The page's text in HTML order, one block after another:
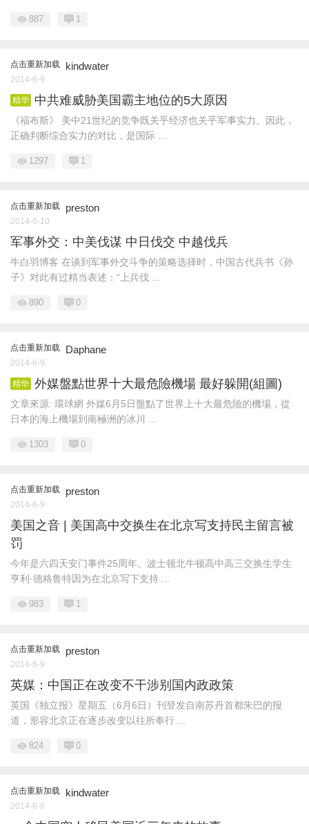
887 1
点击重新加载 kindwater
2014-6-9
精华 中共难威胁美国霸主地位的5大原因
《福布斯》 美中21世纪的竞争既关乎经济也关乎军事实力。因此，
正确判断综合实力的对比，是国际 ...
1297 1
点击重新加载 preston
2014-6-10
军事外交：中美伐谋 中日伐交 中越伐兵
牛白羽博客 在谈到军事外交斗争的策略选择时，中国古代兵书《孙
子》对此有过精当表述：“上兵伐 ...
890 0
点击重新加载 Daphane
2014-6-9
精华 外媒盤點世界十大最危險機場 最好躲開(組圖)
文章來源: 環球網 外媒6月5日盤點了世界上十大最危險的機場，從
日本的海上機場到南極洲的冰川 ...
1303 0
点击重新加载 preston
2014-6-9
美国之音 | 美国高中交换生在北京写支持民主留言被
罚
今年是六四天安门事件25周年。波士顿北牛顿高中高三交换生学生
亨利·德格鲁特因为在北京写下支持 ...
983 1
点击重新加载 preston
2014-6-9
英媒：中国正在改变不干涉别国内政政策
英国《独立报》星期五（6月6日）刊登发自南苏丹首都朱巴的报
道，形容北京正在逐步改变以往所奉行 ...
824 0
点击重新加载 kindwater
2014-6-8